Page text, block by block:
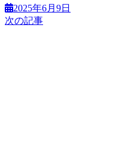
2025年6月9日
次の記事